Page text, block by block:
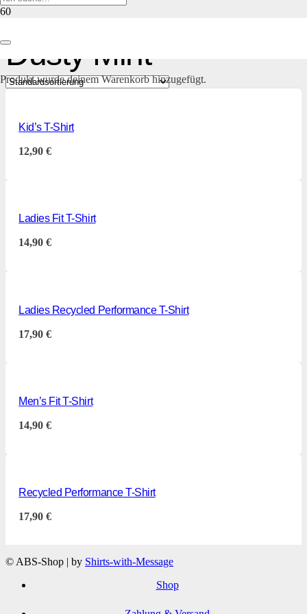
Produktwurde deinem Warenkorb hinzugefügt.
Dusty Mint
Kid’s T-Shirt
12,90€
Ladies Fit T-Shirt
14,90€
Ladies Recycled Performance T-Shirt
17,90€
Men’s Fit T-Shirt
14,90€
Recycled Performance T-Shirt
17,90€
© ABS-Shop | by Shirts-with-Message
Shop